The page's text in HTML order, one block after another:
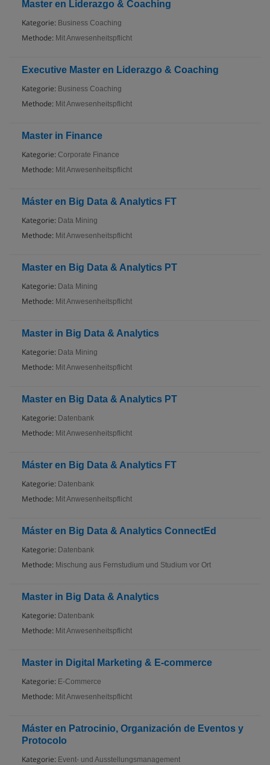
Master en Liderazgo & Coaching
Kategorie: Business Coaching
Methode: Mit Anwesenheitspflicht
Executive Master en Liderazgo & Coaching
Kategorie: Business Coaching
Methode: Mit Anwesenheitspflicht
Master in Finance
Kategorie: Corporate Finance
Methode: Mit Anwesenheitspflicht
Máster en Big Data & Analytics FT
Kategorie: Data Mining
Methode: Mit Anwesenheitspflicht
Master en Big Data & Analytics PT
Kategorie: Data Mining
Methode: Mit Anwesenheitspflicht
Master in Big Data & Analytics
Kategorie: Data Mining
Methode: Mit Anwesenheitspflicht
Master en Big Data & Analytics PT
Kategorie: Datenbank
Methode: Mit Anwesenheitspflicht
Máster en Big Data & Analytics FT
Kategorie: Datenbank
Methode: Mit Anwesenheitspflicht
Máster en Big Data & Analytics ConnectEd
Kategorie: Datenbank
Methode: Mischung aus Fernstudium und Studium vor Ort
Master in Big Data & Analytics
Kategorie: Datenbank
Methode: Mit Anwesenheitspflicht
Master in Digital Marketing & E-commerce
Kategorie: E-Commerce
Methode: Mit Anwesenheitspflicht
Máster en Patrocinio, Organización de Eventos y
Protocolo
Kategorie: Event- und Ausstellungsmanagement